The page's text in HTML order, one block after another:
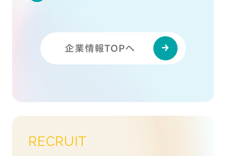
企業情報TOPへ
RECRUIT